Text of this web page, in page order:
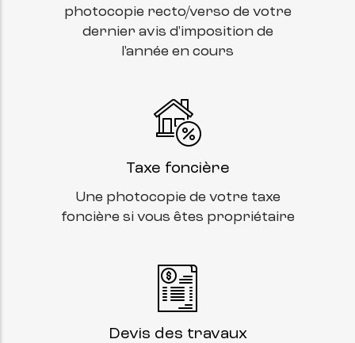
photocopie recto/verso de votre
dernier avis d'imposition de
l'année en cours
Taxe foncière
Une photocopie de votre taxe
foncière si vous êtes propriétaire
Devis des travaux